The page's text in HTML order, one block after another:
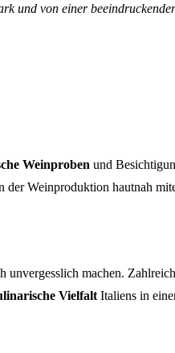
und von einer
Weinproben und
Weinproduktion hautnah
machen.
Vielfalt Italiens in